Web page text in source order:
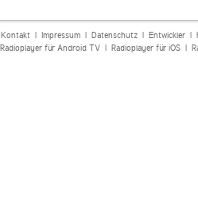
Kontakt| Impressum| Datenschutz| Entwickler|
Radioplayer für Android TV| Radioplayer für iOS|